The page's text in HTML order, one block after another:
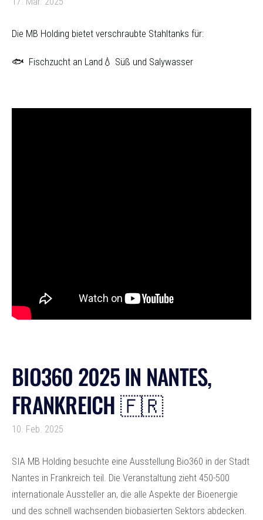
Die MB Holding bietet verschraubte Stahltanks für:
🐟 Fischzucht an Land 💧 Süß und Salywasser
BIO360 2025 IN NANTES,
FRANKREICH 🇫🇷
10. Feb. 2025
SIA MB Holding besuchte eine Ausstellung Bio360 in der Stadt
Nantes in Frankreich teil. Die Veranstaltung zieht 450-500
internationale Aussteller an, die alle Aspekte der Bioenergie
und des schnell wachsenden biobasierten Sektors abdecken.